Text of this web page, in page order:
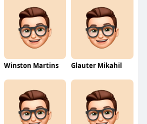
Winston Martins Glauter Mikahil